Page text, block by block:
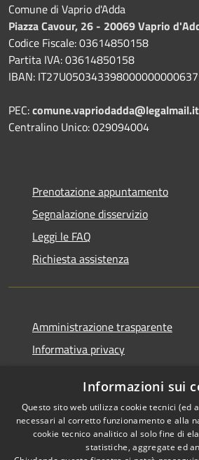
Comune di Vaprio d'Adda
Piazza Cavour, 26 - 20069 Vaprio
Codice Fiscale: 03614850158
Partita IVA: 03614850158
IBAN:
PEC:comune.vapriodadda@legalmail.it
Centralino Unico: 029094004
Prenotazione appuntamento
Segnalazione disservizio
Leggi le FAQ
Richiesta assistenza
Amministrazione trasparente
Informativa privacy
Dichiarazione di accessibilità
Informazioni sui
Questo sito web utilizza cookie tecnici (ed
necessari al corretto funzionamento e alla
cookie tecnico analitico al solo fine di
statistiche, aggregate ed